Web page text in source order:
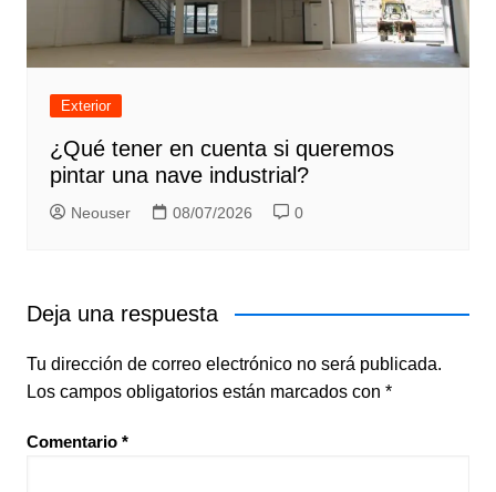
Exterior
¿Qué tener en cuenta si queremos
pintar una nave industrial?
Neouser 08/07/2026 0
Deja una respuesta
Tu dirección de correo electrónico no será publicada.
Los campos obligatorios están marcados con *
Comentario *